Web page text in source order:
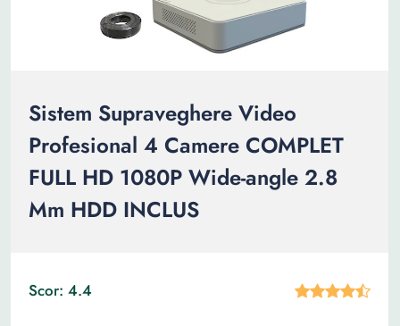
Sistem Supraveghere Video
Profesional 4 Camere COMPLET
FULL HD 1080P Wide-angle 2.8
Mm HDD INCLUS
Scor: 4.4